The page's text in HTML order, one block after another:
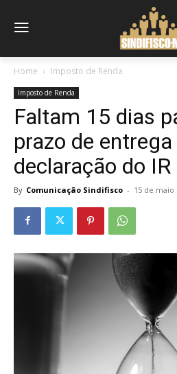
Home Imposto de Renda
Imposto de Renda
Faltam 15 dias
prazo de entrega
declaração do
By Comunicação Sindifisco - 15 de maio